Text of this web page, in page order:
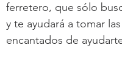
ferretero, que sólo
y te ayudará a tomar
encantados de